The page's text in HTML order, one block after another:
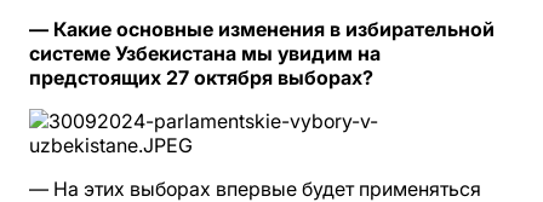
— Какие основные изменения в избирательной
системе Узбекистана мы увидим на
предстоящих 27 октября выборах?
— На этих выборах впервые будет применяться